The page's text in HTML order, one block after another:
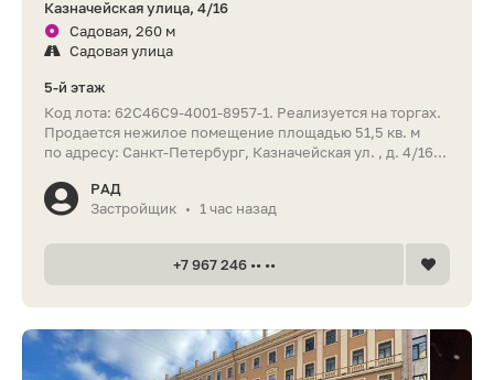
Казначейская улица, 4/16
Садовая, 260 м
Садовая улица
5-й этаж
Код лота: 62C46C9-4001-8957-1. Реализуется на торгах.
Продается нежилое помещение площадью 51,5 кв. м
по адресу: Санкт-Петербург, Казначейская ул. , д. 4/16...
РАД
Застройщик • 1 час назад
+7 967 246 •• ••